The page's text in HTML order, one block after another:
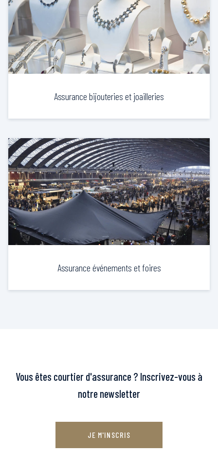
Assurance bijouteries et joailleries
Assurance événements et foires
Vous êtes courtier d'assurance ? Inscrivez-vous à
notre newsletter
JE M'INSCRIS